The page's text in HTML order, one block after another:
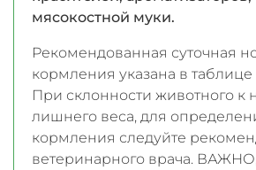
мясокостной муки.
Рекомендованная суточная
кормления указана в таблице
При склонности животного к
лишнего веса, для
кормления следуйте
ветеринарного врача.